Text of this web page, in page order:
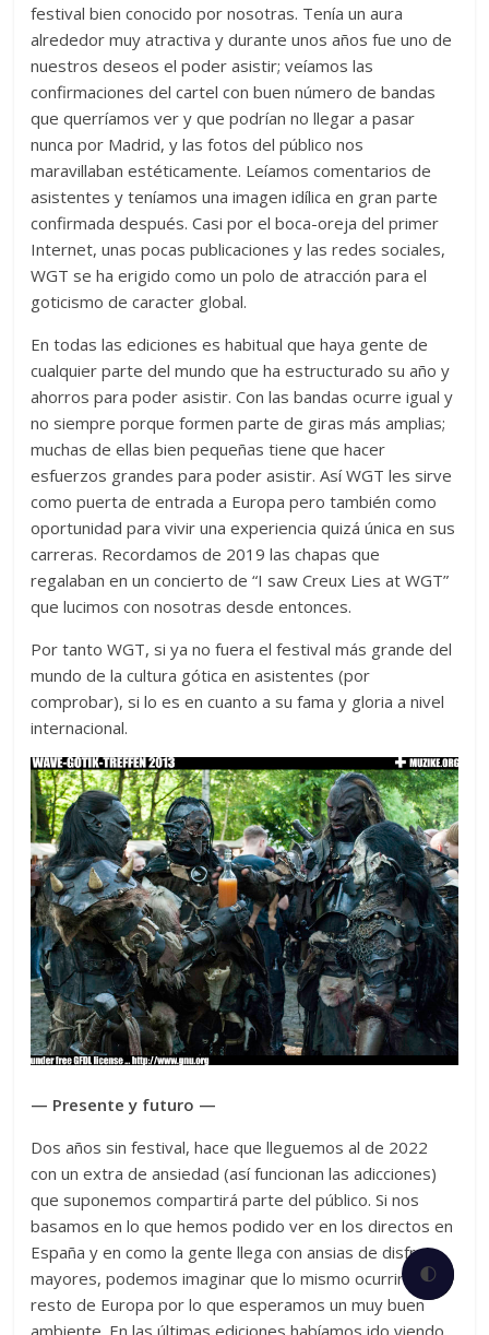
🌓
festival bien conocido por nosotras. Tenía un aura
alrededor muy atractiva y durante unos años fue uno de
nuestros deseos el poder asistir; veíamos las
confirmaciones del cartel con buen número de bandas
que querríamos ver y que podrían no llegar a pasar
nunca por Madrid, y las fotos del público nos
maravillaban estéticamente. Leíamos comentarios de
asistentes y teníamos una imagen idílica en gran parte
confirmada después. Casi por el boca-oreja del primer
Internet, unas pocas publicaciones y las redes sociales,
WGT se ha erigido como un polo de atracción para el
goticismo de caracter global.
En todas las ediciones es habitual que haya gente de
cualquier parte del mundo que ha estructurado su año y
ahorros para poder asistir. Con las bandas ocurre igual y
no siempre porque formen parte de giras más amplias;
muchas de ellas bien pequeñas tiene que hacer
esfuerzos grandes para poder asistir. Así WGT les sirve
como puerta de entrada a Europa pero también como
oportunidad para vivir una experiencia quizá única en sus
carreras. Recordamos de 2019 las chapas que
regalaban en un concierto de “I saw Creux Lies at WGT”
que lucimos con nosotras desde entonces.
Por tanto WGT, si ya no fuera el festival más grande del
mundo de la cultura gótica en asistentes (por
comprobar), si lo es en cuanto a su fama y gloria a nivel
internacional.
— Presente y futuro —
Dos años sin festival, hace que lleguemos al de 2022
con un extra de ansiedad (así funcionan las adicciones)
que suponemos compartirá parte del público. Si nos
basamos en lo que hemos podido ver en los directos en
España y en como la gente llega con ansias de disfrute
mayores, podemos imaginar que lo mismo ocurrirá en el
resto de Europa por lo que esperamos un muy buen
ambiente. En las últimas ediciones habíamos ido viendo